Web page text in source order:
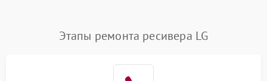
Этапы ремонта ресивера LG